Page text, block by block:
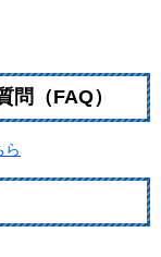
問（FAQ）
ら